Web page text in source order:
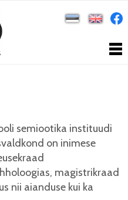
semiootika instituudi
on inimese
magistrikraad
nii aianduse kui ka